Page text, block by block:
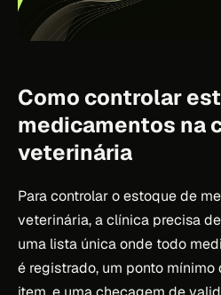
Como controlar
medicamentos na
veterinária
Para controlar o estoque de
veterinária, a clínica precisa
uma lista única onde todo
é registrado, um ponto